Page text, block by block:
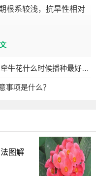
根系较浅，抗旱性相对
较大，花期需适度控
又要适当减少水分。
期干旱，但长期缺水会
，促进萌芽整齐
，间隔10-15天浇一次
牵牛花何时播种成活率高？ 牵牛花什么时候播种最好活？
事项是什么？
图解